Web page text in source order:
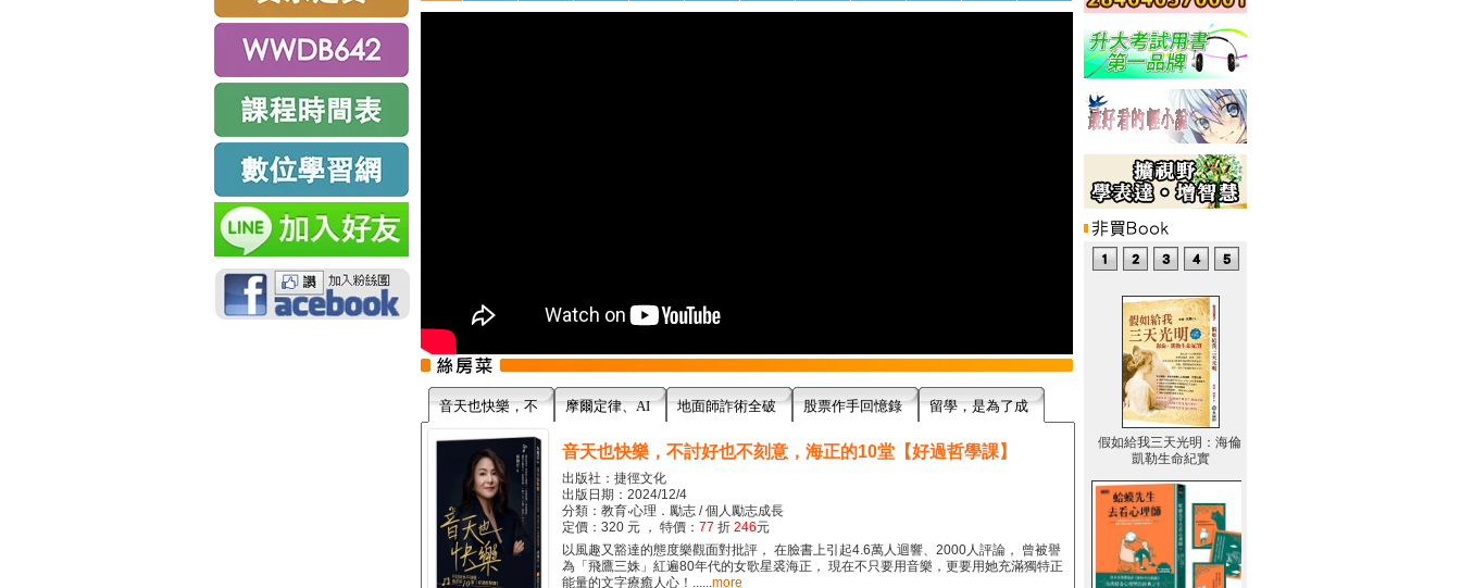
音天也快樂，不 摩爾定律、AI 地面師詐術全破 股票作手回憶錄 留學，是為了成
音天也快樂，不討好也不刻意，海正的10堂【好過哲學課】
出版社：捷徑文化
出版日期：2024/12/4
分類：教育‧心理．勵志 / 個人勵志成長
定價：320 元 ， 特價： 77 折 246元
以風趣又豁達的態度樂觀面對批評， 在臉書上引起4.6萬人迴響、2000人評論， 曾被譽
為「飛鷹三姝」紅遍80年代的女歌星裘海正， 現在不只要用音樂，更要用她充滿獨特正
能量的文字療癒人心！......more